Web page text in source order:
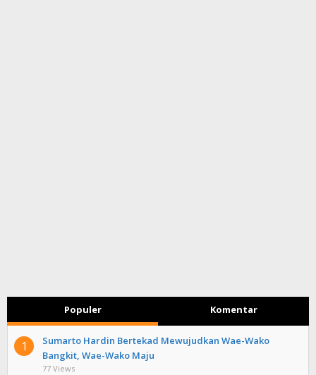
Populer Komentar
1
Sumarto Hardin Bertekad Mewujudkan Wae-Wako
Bangkit, Wae-Wako Maju
77 Views